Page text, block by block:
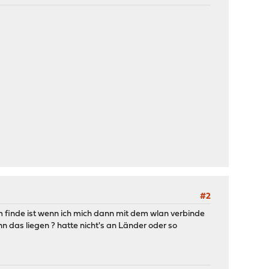
#2
ist wenn ich mich dann mit dem wlan verbinde
das liegen ? hatte nicht's an Länder oder so